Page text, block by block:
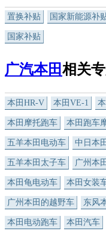
置换补贴 国家新能源补
国家补贴
广汽本田相关
本田HR-V 本田VE-1
本田摩托跑车 本田跑车
五羊本田电动车 中日本
五羊本田太子车 广州本
本田龟电动车 本田女装
广州本田的越野车 东风
本田电动跑车 本田汽车